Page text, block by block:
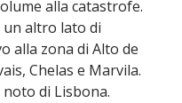
alla catastrofe.
un altro lato di
alla zona di Alto de
Chelas e Marvila.
di Lisbona.